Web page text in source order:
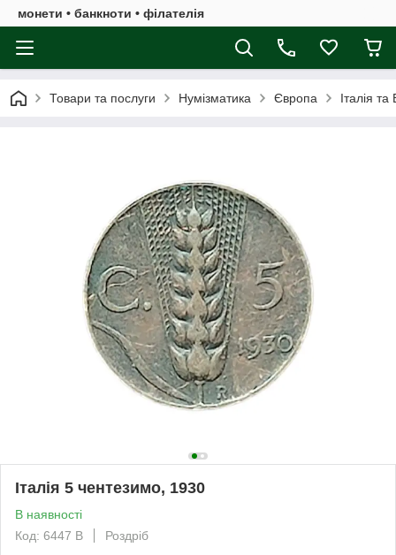
монети • банкноти • філателія
Товари та послуги Нумізматика Європа Італія
Італія 5 чентезимо, 1930
В наявності
Код: 6447 B
Роздріб